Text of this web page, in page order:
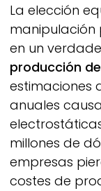
La elección
manipulación
en un
producción
estimaciones
anuales
millones de
empresas
costes de